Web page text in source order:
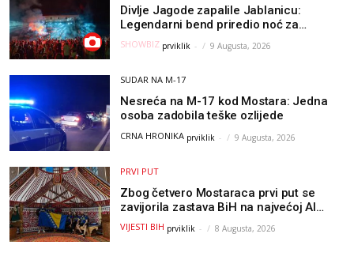
Divlje Jagode zapalile Jablanicu:
Legendarni bend priredio noć za
pamćenje
SHOWBIZ prviklik - 9 Augusta, 2026
SUDAR NA M-17
Nesreća na M-17 kod Mostara: Jedna
osoba zadobila teške ozlijede
CRNA HRONIKA prviklik - 9 Augusta, 2026
PRVI PUT
Zbog četvero Mostaraca prvi put se
zavijorila zastava BiH na najvećoj AI
olimpijadi, a sada je njihov mentor
postao član komiteta Međunarodne
VIJESTI BIH prviklik - 8 Augusta, 2026